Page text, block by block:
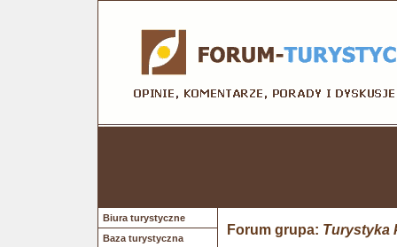
Biura turystyczne
Baza turystyczna
Forum grupa: Turystyka